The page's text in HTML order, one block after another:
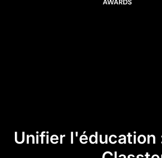
Unifier l'éducation